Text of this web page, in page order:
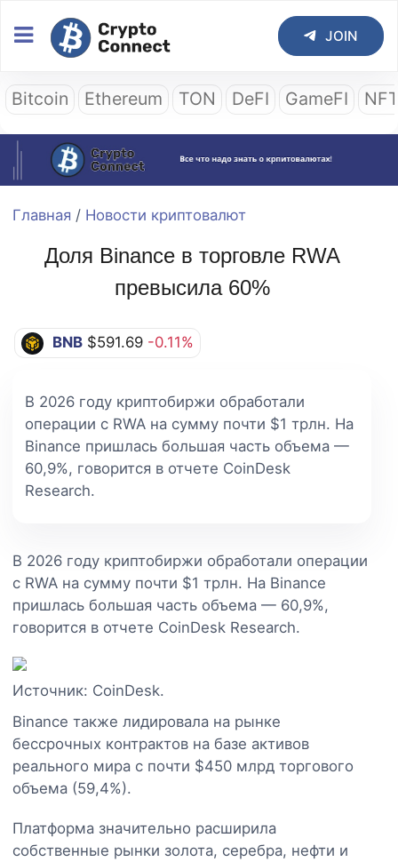
JOIN
Bitcoin Ethereum TON DeFI GameFI
Главная / Новости криптовалют
Доля Binance в торговле RWA
превысила 60%
BNB $591.69 -0.11%
В 2026 году криптобиржи обработали
операции с RWA на сумму почти $1 трлн. На
Binance пришлась большая часть объема —
60,9%, говорится в отчете CoinDesk
Research.
В 2026 году криптобиржи обработали операции
с RWA на сумму почти $1 трлн. На Binance
пришлась большая часть объема — 60,9%,
говорится в отчете CoinDesk Research.
Источник: CoinDesk.
Binance также лидировала на рынке
бессрочных контрактов на базе активов
реального мира с почти $450 млрд торгового
объема (59,4%).
Платформа значительно расширила
собственные рынки золота, серебра, нефти и